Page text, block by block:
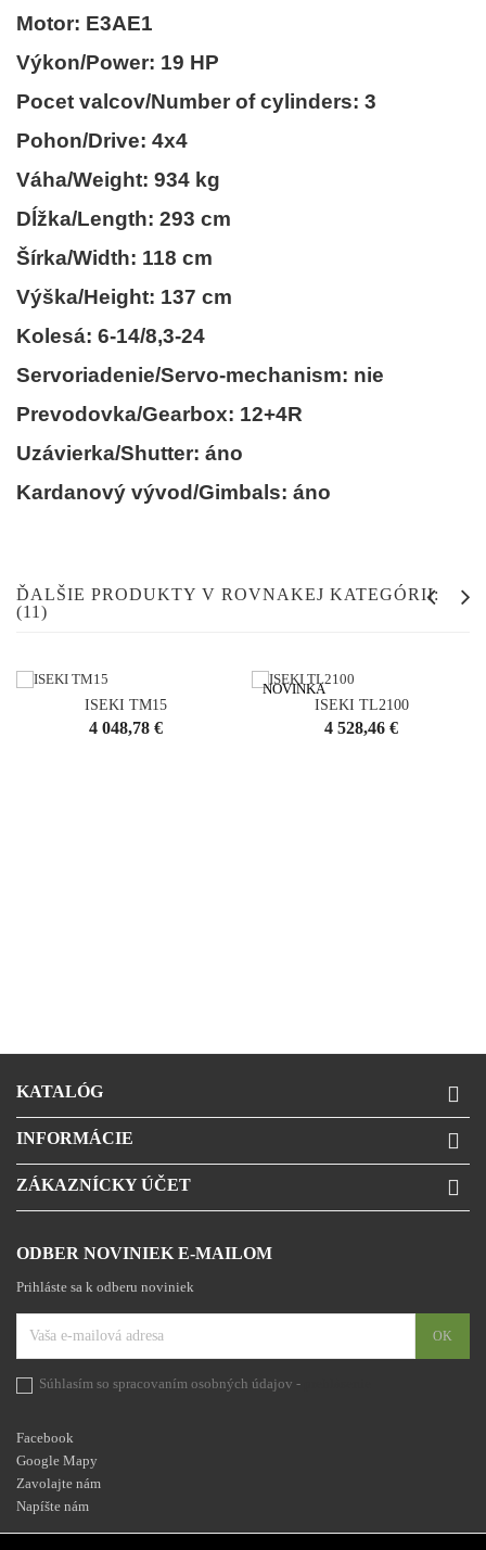
Motor: E3AE1
Výkon/Power: 19 HP
Pocet valcov/Number of cylinders: 3
Pohon/Drive: 4x4
Váha/Weight: 934 kg
Dĺžka/Length: 293 cm
Šírka/Width: 118 cm
Výška/Height: 137 cm
Kolesá: 6-14/8,3-24
Servoriadenie/Servo-mechanism: nie
Prevodovka/Gearbox: 12+4R
Uzávierka/Shutter: áno
Kardanový vývod/Gimbals: áno
ĎALŠIE PRODUKTY V ROVNAKEJ KATEGÓRII:
(11)
ISEKI TM15
Cena
4 048,78 €
ISEKI TL2100
Cena
4 528,46 €
NOVINKA
KATALÓG 
INFORMÁCIE 
ZÁKAZNÍCKY ÚČET 
ODBER NOVINIEK E-MAILOM
Prihláste sa k odberu noviniek
Súhlasím so spracovaním osobných údajov -
Facebook
Google Mapy
Zavolajte nám
Napíšte nám